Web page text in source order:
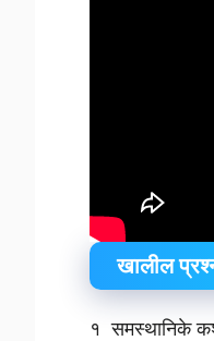
खालील
१ समस्थानिके